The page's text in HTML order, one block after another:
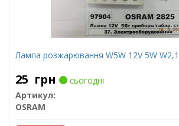
Лампа розжарювання W5W 12V 5W
25 грн
сьогодні
Артикул:
OSRAM